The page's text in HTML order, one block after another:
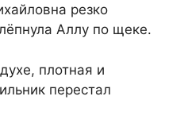
резко
Аллу по щеке.
плотная и
перестал